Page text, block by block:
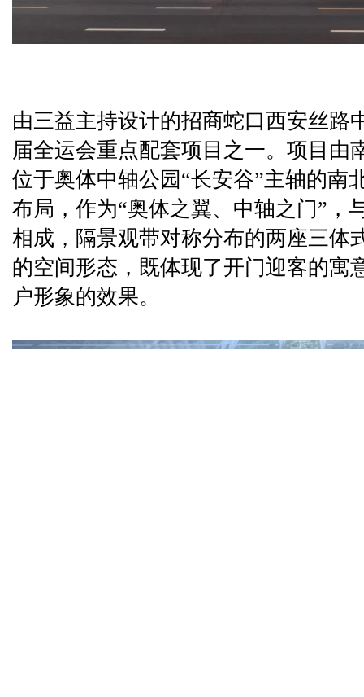
由三益主持设计的招商蛇口西安丝路
届全运会重点配套项目之一。项目由
位于奥体中轴公园“长安谷”主轴的南
布局，作为“奥体之翼、中轴之门”，
相成，隔景观带对称分布的两座三体
的空间形态，既体现了开门迎客的寓
户形象的效果。